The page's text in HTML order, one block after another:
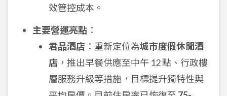
效管控成本。
主要營運亮點 ：
君品酒店 ：重新定位為城市度假休閒酒
店 ，推出早餐供應至中午 12 點、行政樓
層服務升級等措施，目標提升獨特性與